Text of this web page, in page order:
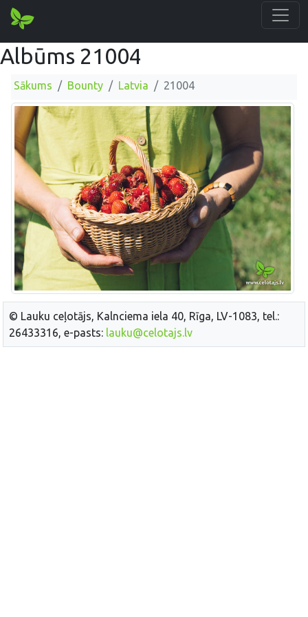
Albūms 21004
Sākums Bounty Latvia 21004
© Lauku ceļotājs, Kalnciema iela 40, Rīga, LV-1083, tel.:
26433316, e-pasts: lauku@celotajs.lv